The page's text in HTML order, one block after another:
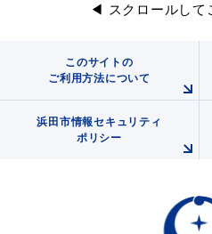
◀ スクロールして
このサイトの
ご利用方法について
浜田市情報セキュリティ
ポリシー